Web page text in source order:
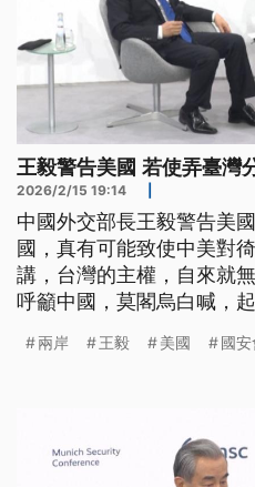
王毅警告美國 若使弄臺灣
2026/2/15 19:14
中國外交部長王毅警告美
國，真有可能致使中美對
講，台灣的主權，自來就
呼籲中國，莫閣烏白喊，
兩岸 王毅 美國 國